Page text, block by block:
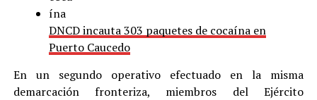
DNCD incauta 303 paquetes de cocaína en
Puerto Caucedo
En un segundo operativo efectuado en la misma
demarcación fronteriza, miembros del Ejército